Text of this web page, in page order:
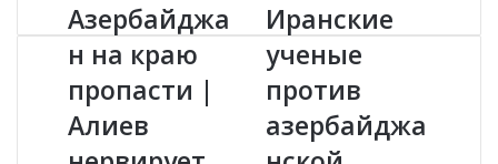
А
з
е
р
б
а
Азербайджа
н на краю
пропасти |
Алиев
И
р
а
н
с
к
Иранские
ученые
против
азербайджа